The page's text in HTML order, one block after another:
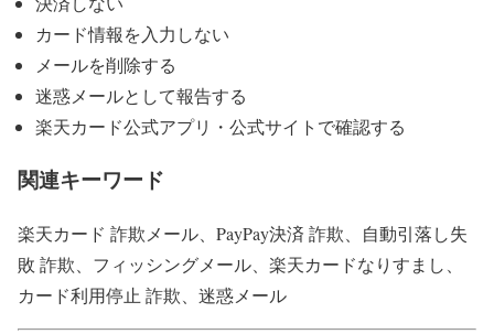
カード情報を入力しない
メールを削除する
迷惑メールとして報告する
楽天カード公式アプリ・公式サイトで確認する
関連キーワード
楽天カード 詐欺メール、PayPay決済 詐欺、自動引落し失
敗 詐欺、フィッシングメール、楽天カードなりすまし、
カード利用停止 詐欺、迷惑メール